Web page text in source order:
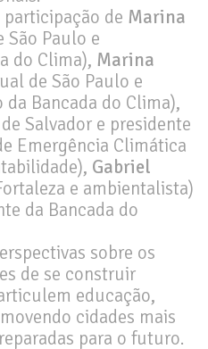
de Marina
São Paulo e
do Clima), Marina
de São Paulo e
Bancada do Clima),
Salvador e presidente
Emergência Climática
Gabriel
e ambientalista)
da Bancada do
sobre os
de se construir
educação,
cidades mais
para o futuro.